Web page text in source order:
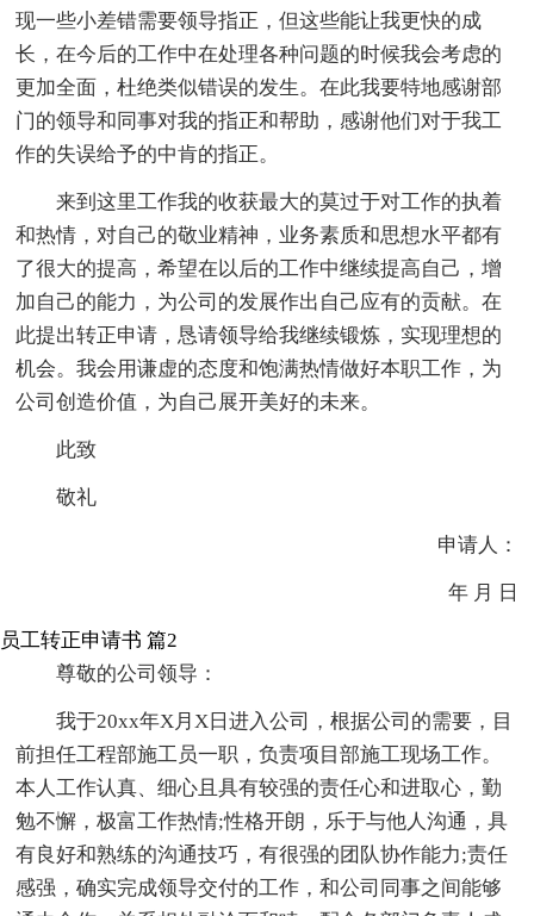
现一些小差错需要领导指正，但这些能让我更快的成
长，在今后的工作中在处理各种问题的时候我会考虑的
更加全面，杜绝类似错误的发生。在此我要特地感谢部
门的领导和同事对我的指正和帮助，感谢他们对于我工
作的失误给予的中肯的指正。
来到这里工作我的收获最大的莫过于对工作的执着
和热情，对自己的敬业精神，业务素质和思想水平都有
了很大的提高，希望在以后的工作中继续提高自己，增
加自己的能力，为公司的发展作出自己应有的贡献。在
此提出转正申请，恳请领导给我继续锻炼，实现理想的
机会。我会用谦虚的态度和饱满热情做好本职工作，为
公司创造价值，为自己展开美好的未来。
此致
敬礼
申请人：
年 月 日
员工转正申请书 篇2
尊敬的公司领导：
我于20xx年X月X日进入公司，根据公司的需要，目
前担任工程部施工员一职，负责项目部施工现场工作。
本人工作认真、细心且具有较强的责任心和进取心，勤
勉不懈，极富工作热情;性格开朗，乐于与他人沟通，具
有良好和熟练的沟通技巧，有很强的团队协作能力;责任
感强，确实完成领导交付的工作，和公司同事之间能够